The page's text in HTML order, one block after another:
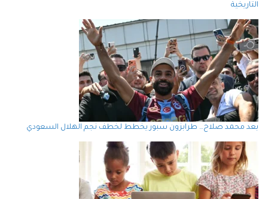
التاريخية
بعد محمد صلاح… طرابزون سبور يخطط لخطف نجم الهلال السعودي